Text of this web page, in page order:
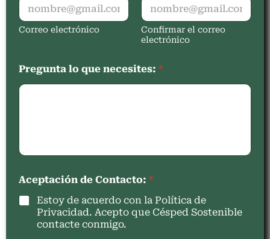
Correo electrónico
Confirmar el correo
electrónico
Pregunta lo que necesites: *
Aceptación de Contacto: *
Estoy de acuerdo con la Política de
Privacidad. Acepto que Césped Sostenible
contacte conmigo.